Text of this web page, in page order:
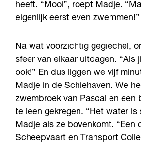
heeft. “Mooi”, roept Madje.
eigenlijk eerst even zwemmen!”
Na wat voorzichtig gegiechel,
sfeer van elkaar uitdagen. “Als
ook!” En dus liggen we vijf
Madje in de Schiehaven. We
zwembroek van Pascal en een
te leen gekregen. “Het water is
Madje als ze bovenkomt. “Een
Scheepvaart en Transport